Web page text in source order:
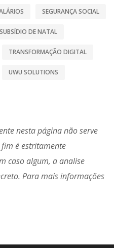
SEGURANÇA SOCIAL
SUBSÍDIO DE NATAL
TRANSFORMAÇÃO DIGITAL
UWU SOLUTIONS
nesta página não serve
é estritamente
caso algum, a analise
Para mais informações